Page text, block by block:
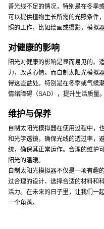
善光线不足的情况，特别是在冬季
可以提供植物生长所需的光照条件
照的工作，比如绘画或摄影，模拟
对健康的影响
阳光对健康的影响是显而易见的。
力，改善心情。而自制太阳光模拟
得这些益处。特别是在冬季或气候
情绪障碍（SAD），提升生活质量。
维护与保养
自制太阳光模拟器在使用过程中，
和光学透镜，确保光线的透过率，
统，确保其正常运作。合理的维护
阳光的温暖。
自制太阳光模拟器不仅是一项有趣
过合理的设计、选择合适的材料和
活力。在未来的日子里，让我们一
一个角落。